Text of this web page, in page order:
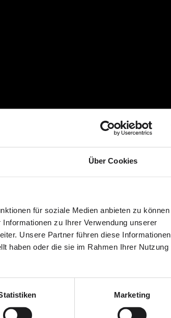
Über Cookies
für soziale Medien anbieten zu können
zu Ihrer Verwendung unserer
Unsere Partner führen diese Informationen
haben oder die sie im Rahmen Ihrer Nutzung
Marketing